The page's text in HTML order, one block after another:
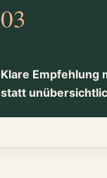
03
Klare Empfehlung
statt